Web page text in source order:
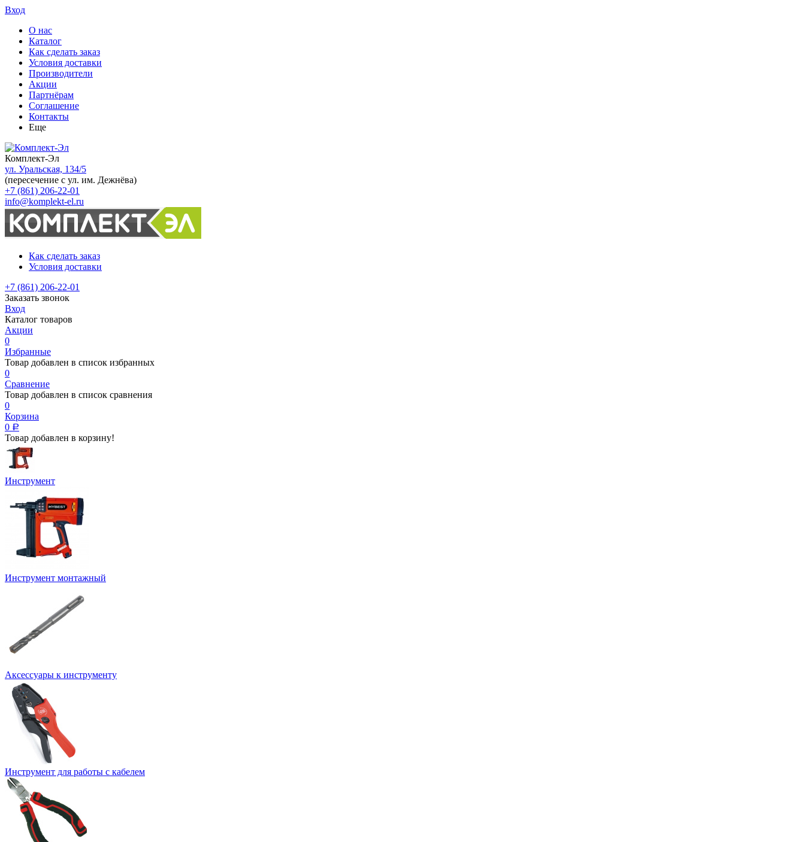
Вход
О нас
Каталог
Как сделать заказ
Условия доставки
Производители
Акции
Партнёрам
Соглашение
Контакты
Еще
Комплект-Эл
ул. Уральская, 134/5
(пересечение с ул. им. Дежнёва)
+7 (861) 206-22-01
info@komplekt-el.ru
Как сделать заказ
Условия доставки
+7 (861) 206-22-01
Заказать звонок
Вход
Каталог товаров
Акции
0
Избранные
Товар добавлен в список избранных
0
Сравнение
Товар добавлен в список сравнения
0
Корзина
0 Р
Товар добавлен в корзину!
Инструмент
Инструмент монтажный
Аксессуары к инструменту
Инструмент для работы с кабелем